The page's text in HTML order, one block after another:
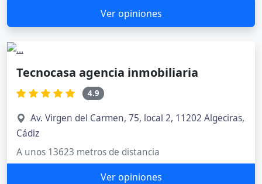
Ver opiniones
Tecnocasa agencia inmobiliaria
4.9
Av. Virgen del Carmen, 75, local 2, 11202 Algeciras,
Cádiz
A unos 13623 metros de distancia
Ver opiniones